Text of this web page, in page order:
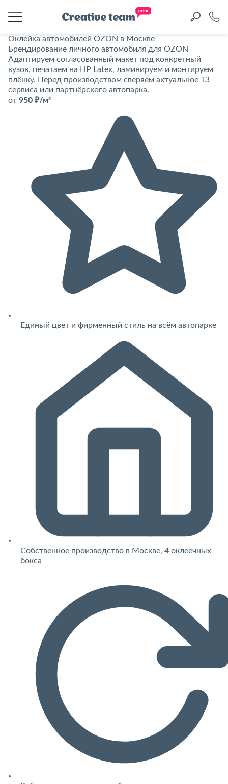
Оклейка автомобилей OZON в Москве
Брендирование личного автомобиля для OZON
Адаптируем согласованный макет под конкретный
кузов, печатаем на HP Latex, ламинируем и монтируем
плёнку. Перед производством сверяем актуальное ТЗ
сервиса или партнёрского автопарка.
от 950 ₽/м²
Единый цвет и фирменный стиль на всём автопарке
Собственное производство в Москве, 4 оклеечных
бокса